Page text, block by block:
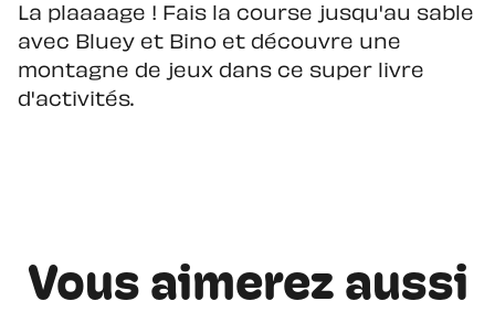
La plaaaage ! Fais la course jusqu'au sable
avec Bluey et Bino et découvre une
montagne de jeux dans ce super livre
d'activités.
Vous aimerez aussi